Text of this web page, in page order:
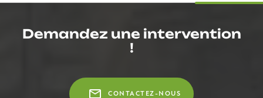
Demandez une intervention
!
mail_outline CONTACTEZ-NOUS